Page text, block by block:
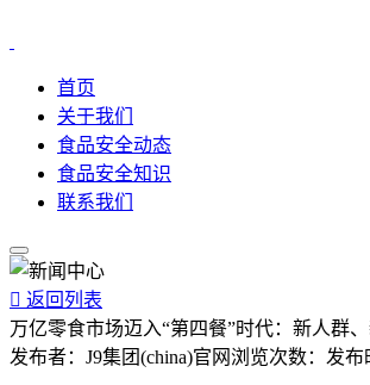
首页
关于我们
食品安全动态
食品安全知识
联系我们
 返回列表
万亿零食市场迈入“第四餐”时代：新人群
发布者： J9集团(china)官网 浏览次数： 发布